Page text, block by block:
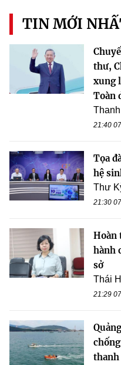
TIN MỚI
thư,
xung
Toàn
21:40
Tọa
hệ
Thư
21:30
Hoàn
hành
sở
Thái
21:29